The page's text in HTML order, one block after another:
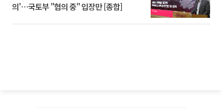
의'⋯국토부 "협의 중" 입장만 [종합]